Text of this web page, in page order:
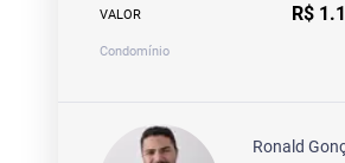
VALOR R$
Condomínio
Ronald